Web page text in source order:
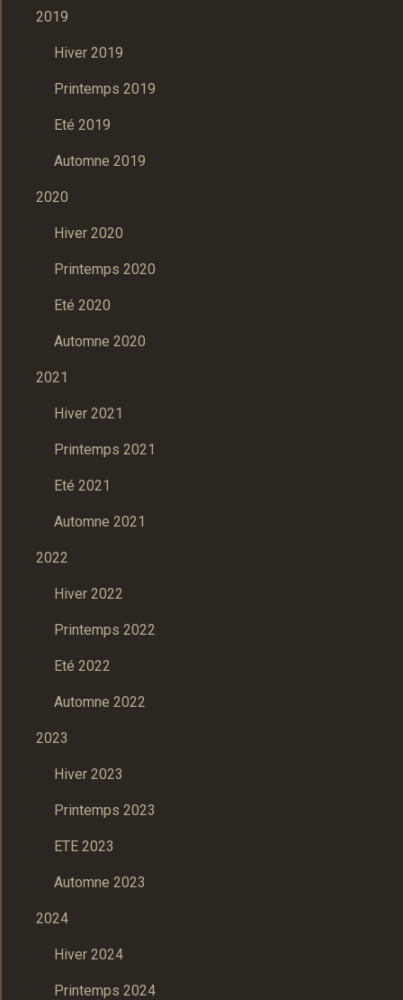
2019
Hiver 2019
Printemps 2019
Eté 2019
Automne 2019
2020
Hiver 2020
Printemps 2020
Eté 2020
Automne 2020
2021
Hiver 2021
Printemps 2021
Eté 2021
Automne 2021
2022
Hiver 2022
Printemps 2022
Eté 2022
Automne 2022
2023
Hiver 2023
Printemps 2023
ETE 2023
Automne 2023
2024
Hiver 2024
Printemps 2024